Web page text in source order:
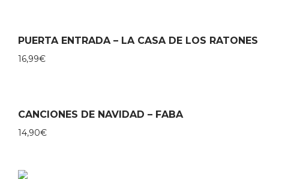
PUERTA ENTRADA – LA CASA DE LOS RATONES
16,99€
CANCIONES DE NAVIDAD – FABA
14,90€